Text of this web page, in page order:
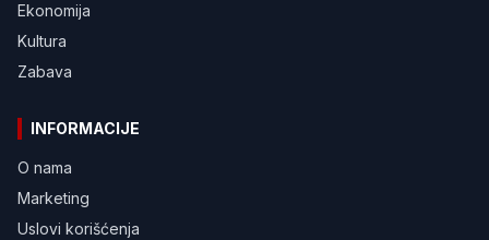
Ekonomija
Kultura
Zabava
INFORMACIJE
O nama
Marketing
Uslovi korišćenja